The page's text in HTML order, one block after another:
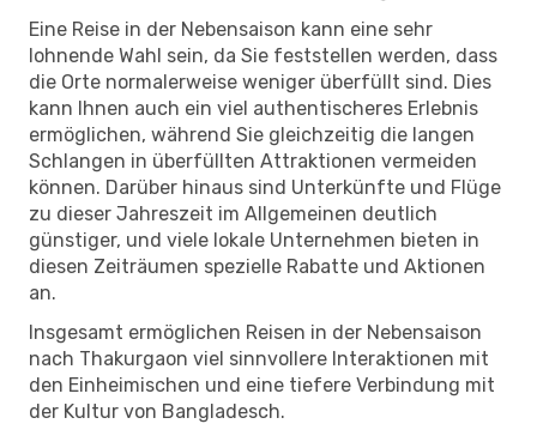
Eine Reise in der Nebensaison kann eine sehr
lohnende Wahl sein, da Sie feststellen werden, dass
die Orte normalerweise weniger überfüllt sind. Dies
kann Ihnen auch ein viel authentischeres Erlebnis
ermöglichen, während Sie gleichzeitig die langen
Schlangen in überfüllten Attraktionen vermeiden
können. Darüber hinaus sind Unterkünfte und Flüge
zu dieser Jahreszeit im Allgemeinen deutlich
günstiger, und viele lokale Unternehmen bieten in
diesen Zeiträumen spezielle Rabatte und Aktionen
an.
Insgesamt ermöglichen Reisen in der Nebensaison
nach Thakurgaon viel sinnvollere Interaktionen mit
den Einheimischen und eine tiefere Verbindung mit
der Kultur von Bangladesch.